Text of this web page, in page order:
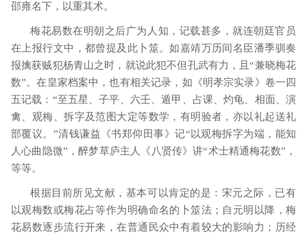
邵雍名下，以重其术。
梅花易数在明朝之后广为人知，记载甚多，就连朝廷官员
在上报行文中，都曾提及此卜筮。如嘉靖万历间名臣潘季驯奏
报擒获贼犯杨青山之时，就说此犯不但孔武有力，且“兼晓梅花
数”。在皇家档案中，也有相关记录，如《明孝宗实录》卷一四
五记载：“至五星、子平、六壬、遁甲、占课、灼龟、相面、演
禽、观梅、拆字及范图大定等数学，有明验者，亦以礼起送礼
部覆议。”清钱谦益《书郑仰田事》记“以观梅拆字为端，能知
人心曲隐微”，醉梦草庐主人《八贤传》讲“术士精通梅花数”，
等等。
根据目前所见文献，基本可以肯定的是：宋元之际，已有
以观梅数或梅花占等作为明确命名的卜筮法；自元明以降，梅
花易数逐步流行开来，在普通民众中有着较大的影响力；历经